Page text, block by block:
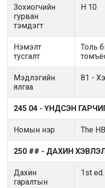
Зохиогчийн
гурван
тэмдэгт
H 10
Нэмэлт
тусгалт
Толь
Мэдлэгийн
ялгаа
81 -
245 04 - ҮНДСЭН
Номын нэр The
250 ## - ДАХИН
Дахин
гаралтын
1st ed.